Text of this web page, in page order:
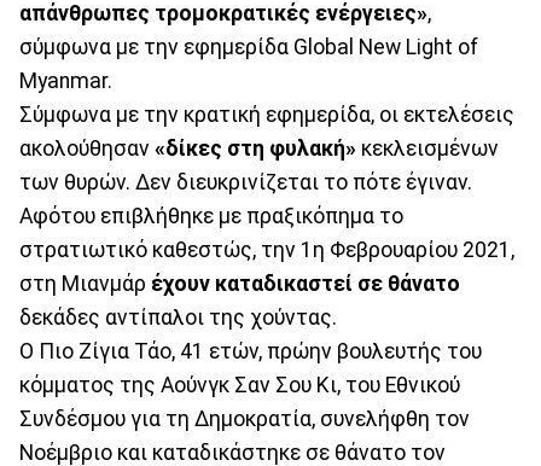
απάνθρωπες τρομοκρατικές ενέργειες»,
σύμφωνα με την εφημερίδα Global New Light of
Myanmar.
Σύμφωνα με την κρατική εφημερίδα, οι εκτελέσεις
ακολούθησαν «δίκες στη φυλακή» κεκλεισμένων
των θυρών. Δεν διευκρινίζεται το πότε έγιναν.
Αφότου επιβλήθηκε με πραξικόπημα το
στρατιωτικό καθεστώς, την 1η Φεβρουαρίου 2021,
στη Μιανμάρ έχουν καταδικαστεί σε θάνατο
δεκάδες αντίπαλοι της χούντας.
Ο Πιο Ζίγια Τάο, 41 ετών, πρώην βουλευτής του
κόμματος της Αούνγκ Σαν Σου Κι, του Εθνικού
Συνδέσμου για τη Δημοκρατία, συνελήφθη τον
Νοέμβριο και καταδικάστηκε σε θάνατο τον